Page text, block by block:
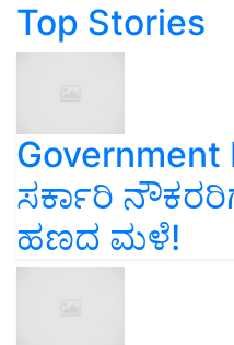
Top Stories
Government
ಸರ್ಕಾರಿ
ಹಣದ ಮಳೆ!